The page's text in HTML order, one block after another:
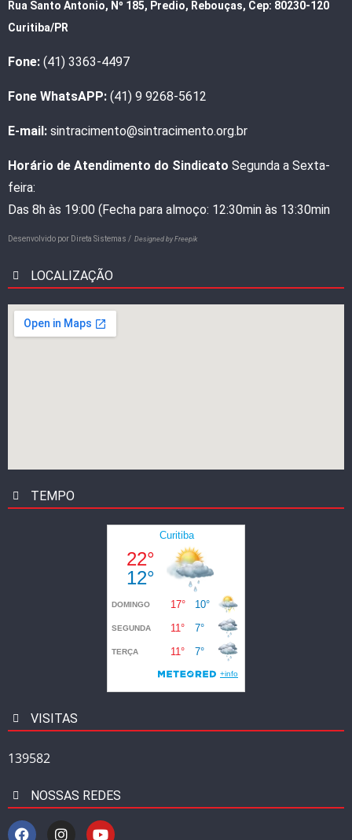
Rua Santo Antonio, Nº 185, Predio, Rebouças, Cep: 80230-120
Curitiba/PR
Fone: (41) 3363-4497
Fone WhatsAPP: (41) 9 9268-5612
E-mail: sintracimento@sintracimento.org.br
Horário de Atendimento do Sindicato Segunda a Sexta-
feira:
Das 8h às 19:00 (Fecha para almoço: 12:30min às 13:30min
Desenvolvido por Direta Sistemas / Designed by Freepik
LOCALIZAÇÃO
TEMPO
VISITAS
139582
NOSSAS REDES